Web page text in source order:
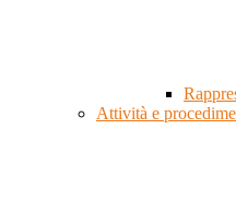
Attività e